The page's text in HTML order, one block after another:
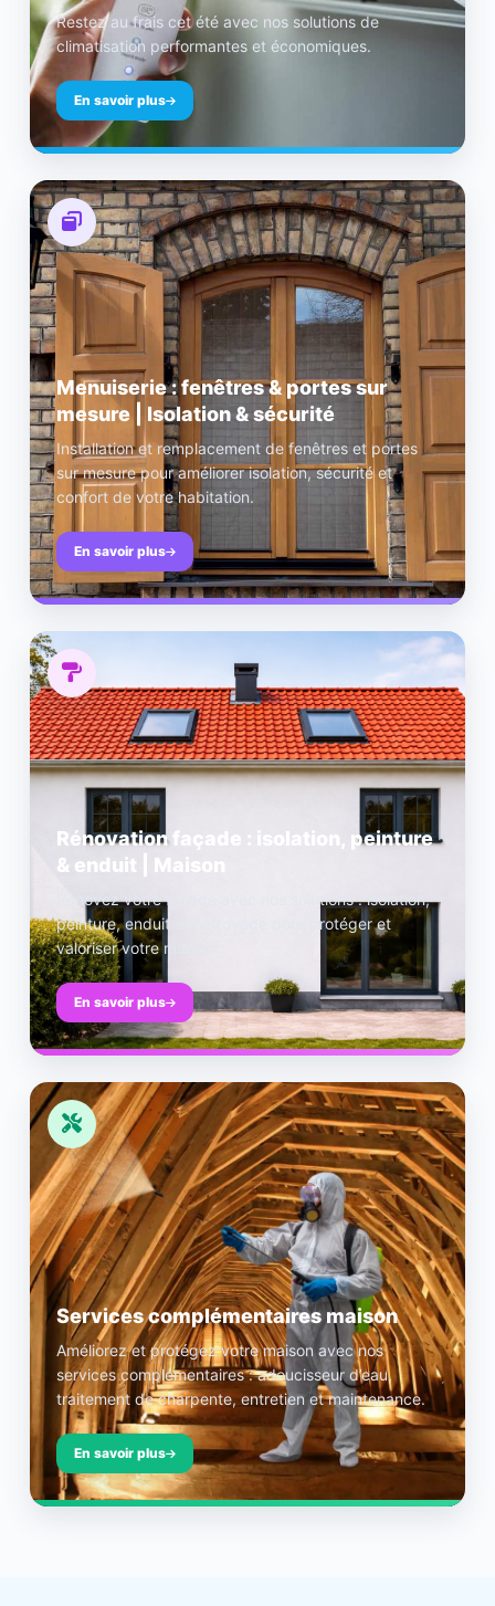
Restez au frais cet été avec nos solutions de
climatisation performantes et économiques.
En savoir plus
Menuiserie : fenêtres & portes sur
mesure | Isolation & sécurité
Installation et remplacement de fenêtres et portes
sur mesure pour améliorer isolation, sécurité et
confort de votre habitation.
En savoir plus
Rénovation façade : isolation, peinture
& enduit | Maison
Rénovez votre façade avec nos solutions : isolation,
peinture, enduit et nettoyage pour protéger et
valoriser votre maison.
En savoir plus
Services complémentaires maison
Améliorez et protégez votre maison avec nos
services complémentaires : adoucisseur d’eau,
traitement de charpente, entretien et maintenance.
En savoir plus